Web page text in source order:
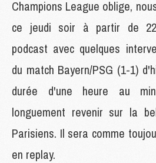
Champions League oblige,
ce jeudi soir à partir de
podcast avec quelques
du match Bayern/PSG (1-1)
durée d'une heure au
longuement revenir sur la
Parisiens. Il sera comme
en replay.